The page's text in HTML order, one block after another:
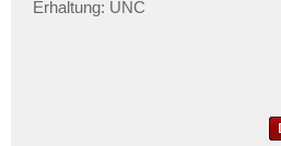
Testbanknoten
Erhaltung: UNC